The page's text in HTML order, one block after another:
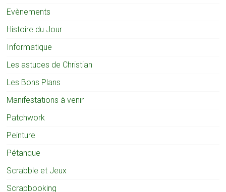
Evènements
Histoire du Jour
Informatique
Les astuces de Christian
Les Bons Plans
Manifestations à venir
Patchwork
Peinture
Pétanque
Scrabble et Jeux
Scrapbooking